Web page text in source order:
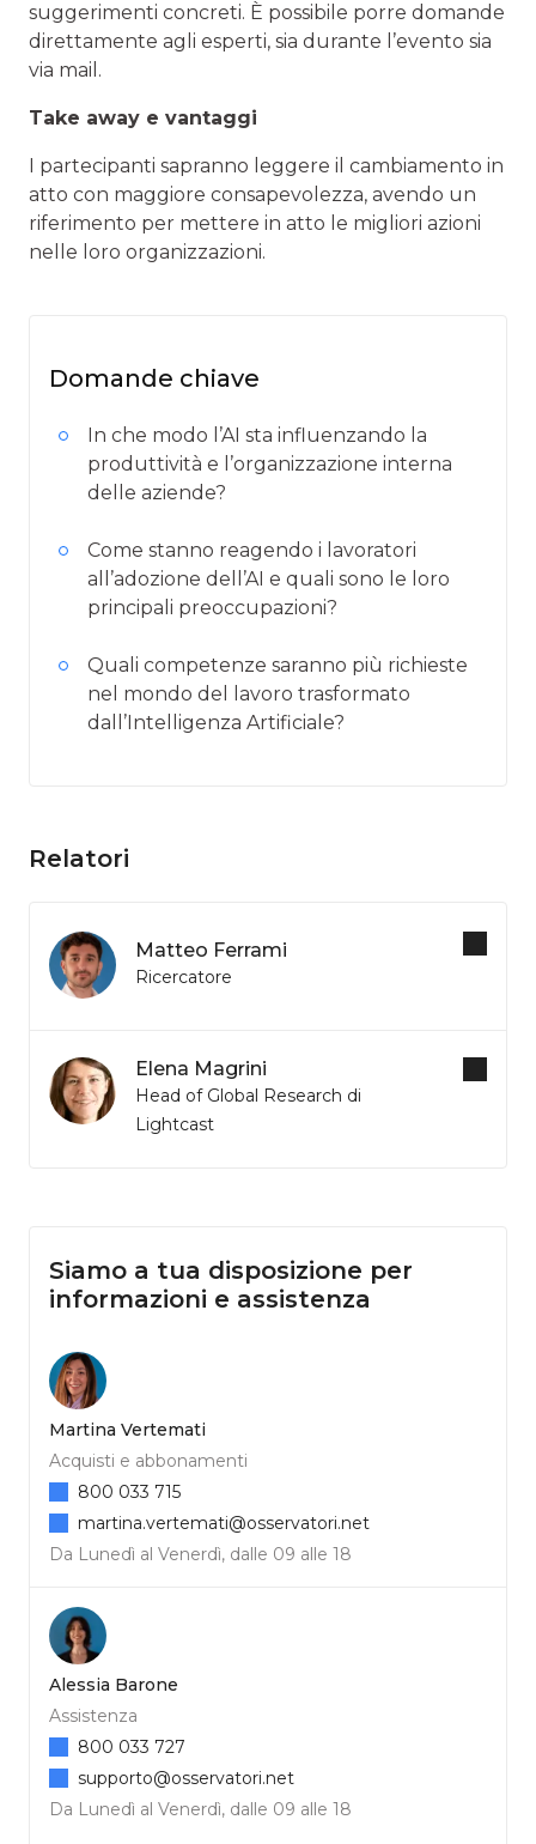
suggerimenti concreti. È possibile porre domande
direttamente agli esperti, sia durante l’evento sia
via mail.
Take away e vantaggi
I partecipanti sapranno leggere il cambiamento in
atto con maggiore consapevolezza, avendo un
riferimento per mettere in atto le migliori azioni
nelle loro organizzazioni.
Domande chiave
In che modo l’AI sta influenzando la
produttività e l’organizzazione interna
delle aziende?
Come stanno reagendo i lavoratori
all’adozione dell’AI e quali sono le loro
principali preoccupazioni?
Quali competenze saranno più richieste
nel mondo del lavoro trasformato
dall’Intelligenza Artificiale?
Relatori
Matteo Ferrami
Ricercatore
Elena Magrini
Head of Global Research di
Lightcast
Siamo a tua disposizione per
informazioni e assistenza
Martina Vertemati
Acquisti e abbonamenti
Da Lunedì al Venerdì, dalle 09 alle 18
800 033 715
martina.vertemati@osservatori.net
Alessia Barone
Assistenza
Da Lunedì al Venerdì, dalle 09 alle 18
800 033 727
supporto@osservatori.net